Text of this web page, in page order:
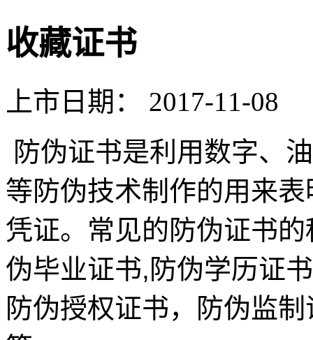
收藏证书
上市日期： 2017-11-08
防伪证书是利用数字、
等防伪技术制作的用来
凭证。常见的防伪证书
伪毕业证书,防伪学历证
防伪授权证书，防伪监